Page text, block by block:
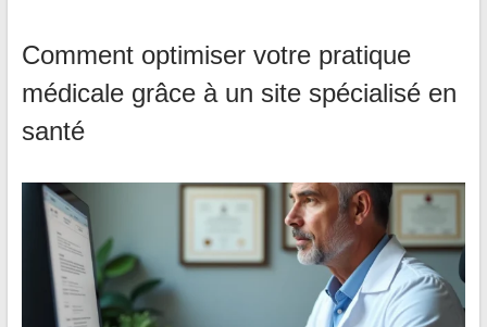
Comment optimiser votre pratique
médicale grâce à un site spécialisé en
santé